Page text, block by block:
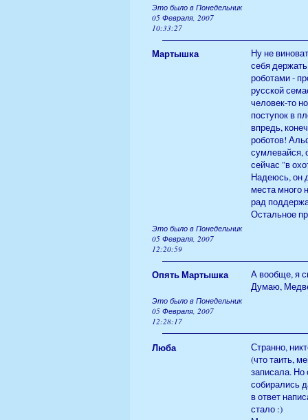
Это было в Понедельник
05 Февраля, 2007
10:33:27
Мартышка
Ну не
себя
роботами -
русской
человек-то
поступок в
впредь,
роботов!
сумлевайся,
сейчас "в
Надеюсь, он
места много
рад
Остальное
Это было в Понедельник
05 Февраля, 2007
12:20:59
Опять Мартышка
А вообще, я
Думаю,
Это было в Понедельник
05 Февраля, 2007
12:28:17
Люба
Странно,
(что таить,
записала. Но
собирались
в ответ
стало :)